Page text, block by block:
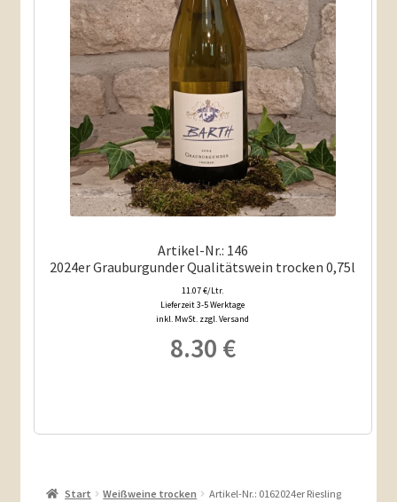
Artikel-Nr.: 146
2024er Grauburgunder Qualitätswein trocken 0,75l
11.07 €/Ltr.
Lieferzeit 3-5 Werktage
inkl. MwSt. zzgl. Versand
8.30 €
Start Weißweine trocken
Artikel-Nr.: 0162024er Riesling